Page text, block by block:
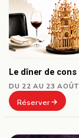
Le dîner de cons
DU 22 AU 23 AOÛT
Réserver